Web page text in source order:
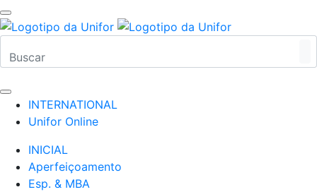
INTERNATIONAL
Unifor Online
INICIAL
Aperfeiçoamento
Esp. & MBA